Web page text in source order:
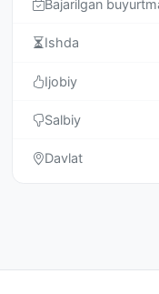
Bajarilgan
Ishda
Ijobiy
Salbiy
Davlat